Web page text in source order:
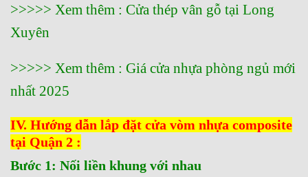
>>>>> Xem thêm : Cửa thép vân gỗ tại Long
Xuyên
>>>>> Xem thêm : Giá cửa nhựa phòng ngủ mới
nhất 2025
IV. Hướng dẫn lắp đặt cửa vòm nhựa composite
tại Quận 2 :
Bước 1: Nối liền khung với nhau